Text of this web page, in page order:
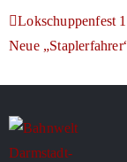
Lokschuppenfest
Neue